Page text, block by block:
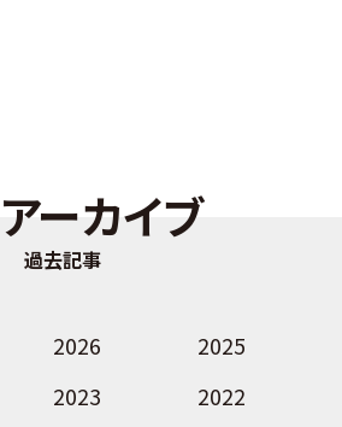
アーカイブ
過去記事
2026 2025
2023
2022